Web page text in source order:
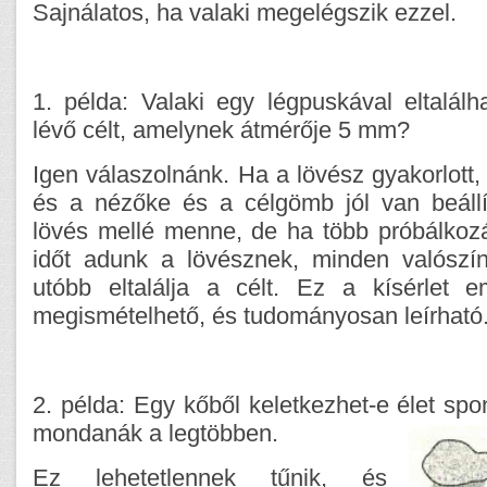
Sajnálatos, ha valaki megelégszik ezzel.
1. példa: Valaki egy légpuskával
lévő célt, amelynek átmérője 5 mm?
Igen válaszolnánk. Ha a lövész
és a nézőke és a célgömb jól van
lövés mellé menne, de ha több
időt adunk a lövésznek, minden
utóbb eltalálja a célt. Ez a kísérlet
megismételhető, és tudományosan
2. példa: Egy kőből keletkezhet-e élet
mondanák a legtöbben.
Ez lehetetlennek tűnik, és